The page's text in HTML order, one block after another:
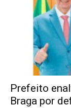
Prefeito
Braga por